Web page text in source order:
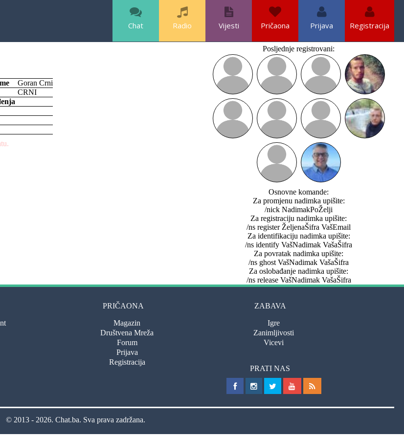
Chat Radio Vijesti Pričaona Prijava Registracija
Goran Crni
CRNI
Posljednje registrovani:
Osnovne komande:
Za promjenu nadimka upišite:
/nick NadimakPoŽelji
Za registraciju nadimka upišite:
/ns register ŽeljenaŠifra VašEmail
Za identifikaciju nadimka upišite:
/ns identify VašNadimak VašaŠifra
Za povratak nadimka upišite:
/ns ghost VašNadimak VašaŠifra
Za oslobađanje nadimka upišite:
/ns release VašNadimak VašaŠifra
PRIČAONA
Magazin
Društvena Mreža
Forum
Prijava
Registracija
ZABAVA
Igre
Zanimljivosti
Vicevi
PRATI NAS
© 2013 - 2026. Chat.ba. Sva prava zadržana.